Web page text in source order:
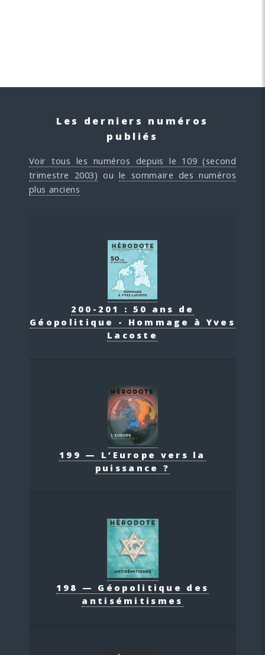
Les derniers numéros
publiés
Voir tous les numéros depuis le 109 (second
trimestre 2003) ou le sommaire des numéros
plus anciens
200-201 : 50 ans de
Géopolitique - Hommage à Yves
Lacoste
199 — L’Europe vers la
puissance ?
198 — Géopolitique des
antisémitismes